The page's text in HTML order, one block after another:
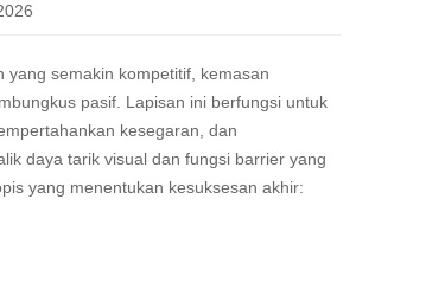
yang semakin kompetitif, kemasan
pasif. Lapisan ini berfungsi untuk
kesegaran, dan
daya tarik visual dan fungsi barrier yang
yang menentukan kesuksesan akhir: